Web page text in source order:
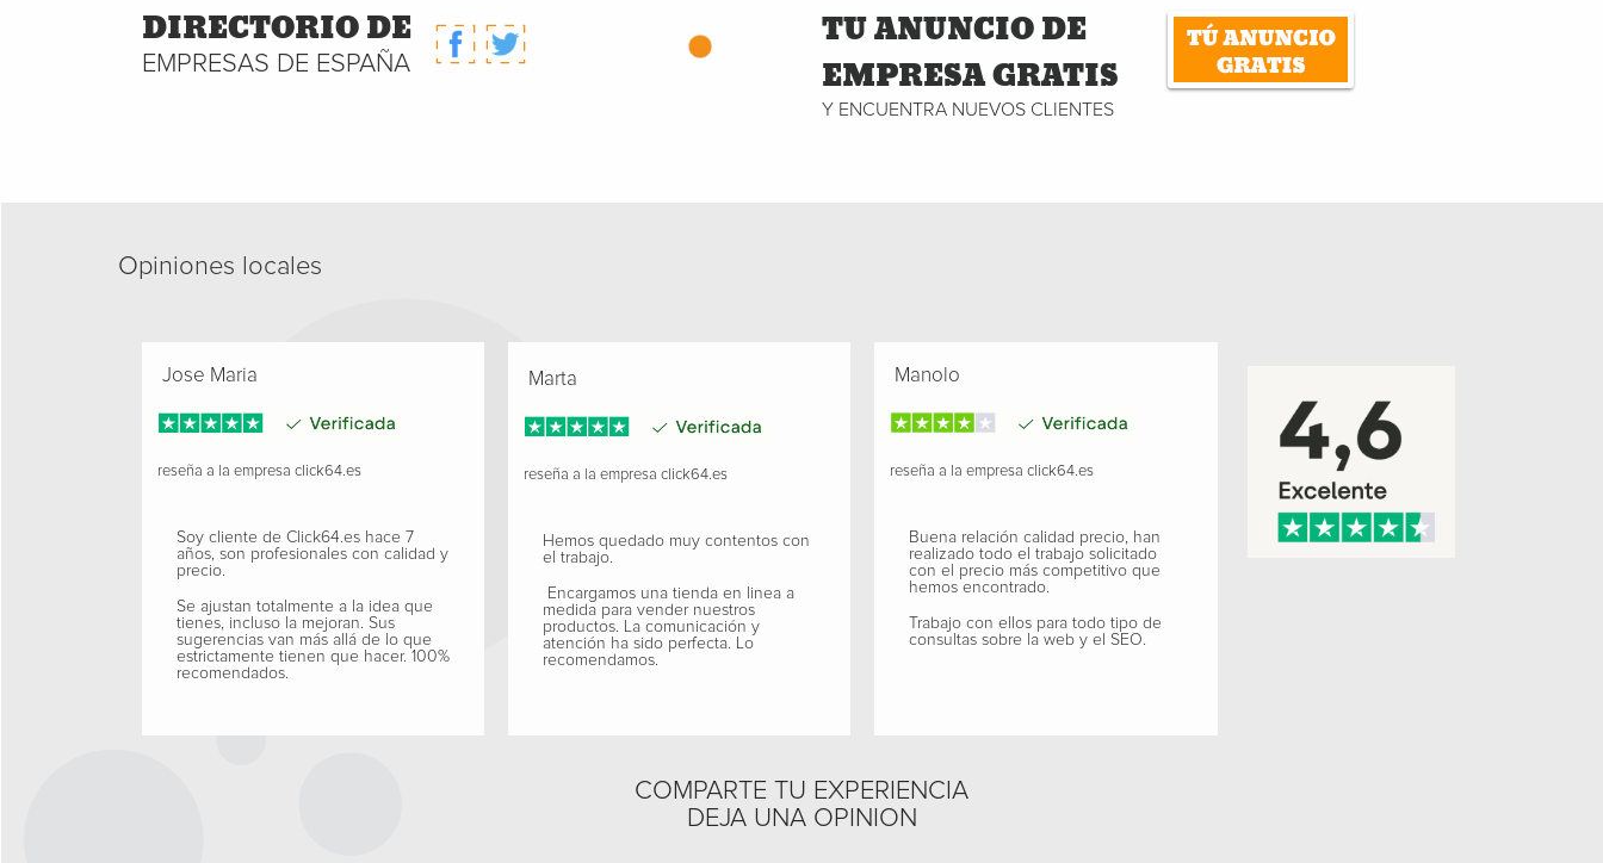
DIRECTORIO DE
EMPRESAS DE ESPAÑA
TU ANUNCIO DE
EMPRESA GRATIS
Y ENCUENTRA NUEVOS CLIENTES
Opiniones locales
Jose Maria
reseña a la empresa click64.es
Soy cliente de Click64.es hace 7
años, son profesionales con calidad y
precio.
Se ajustan totalmente a la idea que
tienes, incluso la mejoran. Sus
sugerencias van más allá de lo que
estrictamente tienen que hacer. 100%
recomendados.
Marta
reseña a la empresa click64.es
Hemos quedado muy contentos con
el trabajo.
Encargamos una tienda en linea a
medida para vender nuestros
productos. La comunicación y
atención ha sido perfecta. Lo
recomendamos.
Manolo
reseña a la empresa click64.es
Buena relación calidad precio, han
realizado todo el trabajo solicitado
con el precio más competitivo que
hemos encontrado.
Trabajo con ellos para todo tipo de
consultas sobre la web y el SEO.
COMPARTE TU EXPERIENCIA
DEJA UNA OPINION